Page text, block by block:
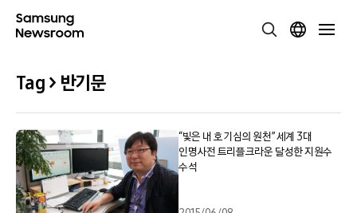
Tag > 반기문
“빛은 내 호기심의 원천” 세계 3대
인명사전 트리플크라운 달성한 지원수
수석